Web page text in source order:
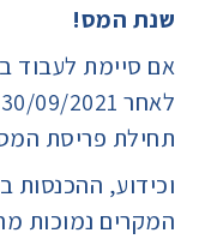
שנת המס!
אם סיימת לעבוד
תחילת פריסת
וכידוע,
המקרים נמוכות